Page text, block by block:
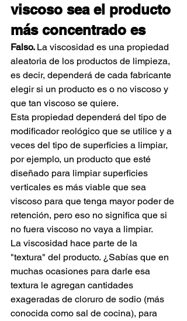
viscoso sea el producto
más concentrado es
Falso. La viscosidad es una propiedad
aleatoria de los productos de limpieza,
es decir, dependerá de cada fabricante
elegir si un producto es o no viscoso y
que tan viscoso se quiere.
Esta propiedad dependerá del tipo de
modificador reológico que se utilice y a
veces del tipo de superficies a limpiar,
por ejemplo, un producto que esté
diseñado para limpiar superficies
verticales es más viable que sea
viscoso para que tenga mayor poder de
retención, pero eso no significa que si
no fuera viscoso no vaya a limpiar.
La viscosidad hace parte de la
"textura" del producto. ¿Sabías que en
muchas ocasiones para darle esa
textura le agregan cantidades
exageradas de cloruro de sodio (más
conocida como sal de cocina), para